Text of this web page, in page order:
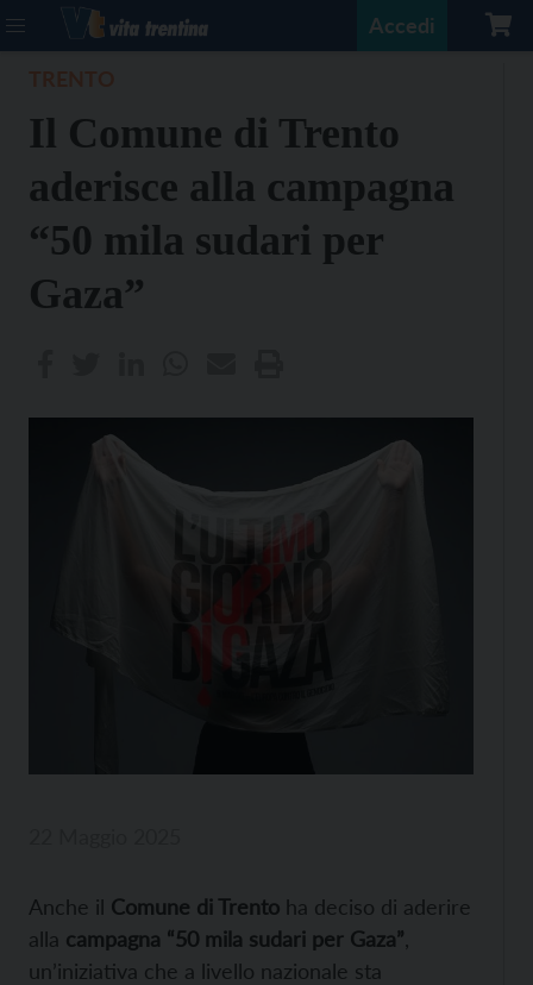
Accedi
Il Comune di Trento
aderisce alla campagna
“50 mila sudari per
Gaza”
Anche il Comune di Trento ha deciso di aderire
alla campagna “50 mila sudari per Gaza”
un’iniziativa che a livello nazionale sta